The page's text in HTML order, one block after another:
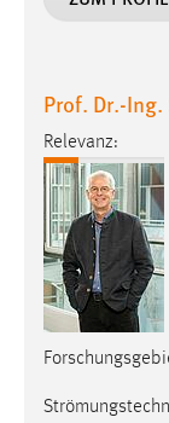
Prof. Dr.-
Relevanz:
EXTERNE
externen
YouTube
Vimeo